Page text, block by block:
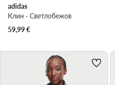
adidas
Клин · Светлобежов
59,99€